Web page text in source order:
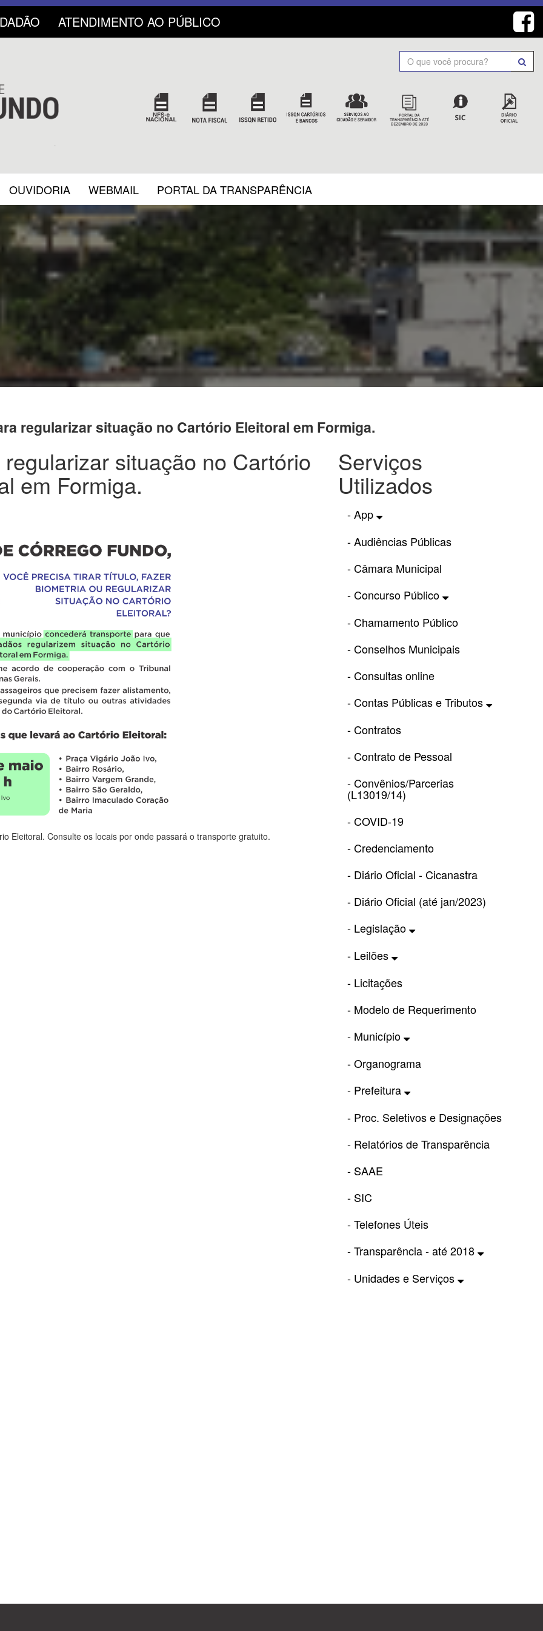
ATENDIMENTO AO PÚBLICO
Search
OUVIDORIA WEBMAIL PORTAL DA TRANSPARÊNCIA
regularizar situação no Cartório Eleitoral em Formiga.
situação no Cartório
em Formiga.
Eleitoral. Consulte os locais por onde passará o transporte gratuito.
Serviços
Utilizados
- App
- Audiências Públicas
- Câmara Municipal
- Concurso Público
- Chamamento Público
- Conselhos Municipais
- Consultas online
- Contas Públicas e Tributos
- Contratos
- Contrato de Pessoal
- Convênios/Parcerias
(L13019/14)
- COVID-19
- Credenciamento
- Diário Oficial - Cicanastra
- Diário Oficial (até jan/2023)
- Legislação
- Leilões
- Licitações
- Modelo de Requerimento
- Município
- Organograma
- Prefeitura
- Proc. Seletivos e Designações
- Relatórios de Transparência
- SAAE
- SIC
- Telefones Úteis
- Transparência - até 2018
- Unidades e Serviços